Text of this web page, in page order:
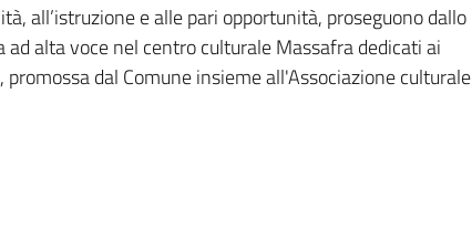
all’istruzione e alle pari opportunità, proseguono dallo
alta voce nel centro culturale Massafra dedicati ai
dal Comune insieme all'Associazione culturale